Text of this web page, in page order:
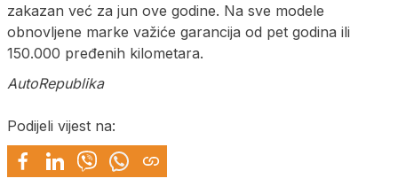
zakazan već za jun ove godine. Na sve modele
obnovljene marke važiće garancija od pet godina ili
150.000 pređenih kilometara.
AutoRepublika
Podijeli vijest na: